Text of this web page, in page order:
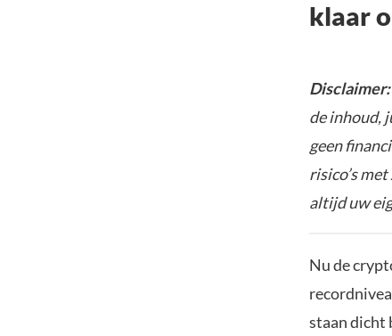
klaar
Disclaimer:
de inhoud,
geen
risico’s
altijd uw
Nu de
staan dicht